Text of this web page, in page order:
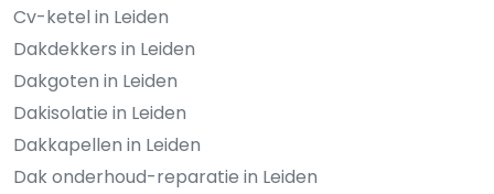
Cv-ketel in Leiden
Dakdekkers in Leiden
Dakgoten in Leiden
Dakisolatie in Leiden
Dakkapellen in Leiden
Dak onderhoud-reparatie in Leiden